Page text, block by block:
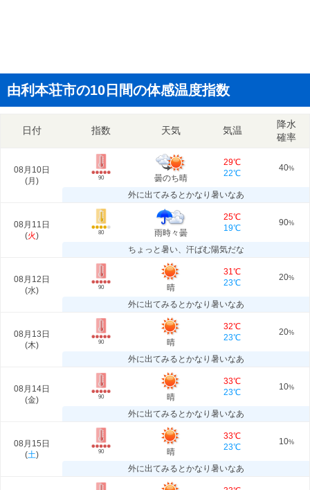
由利本荘市の10日間の体感温度指数
日付 指数 天気 気温
降水
確率
08月10日
(月 ) 90 曇のち晴
29℃
22℃
40%
外に出てみるとかなり暑いなあ
08月11日
(火) 80 雨時々曇
25℃
19℃
90%
ちょっと暑い、汗ばむ陽気だな
08月12日
(水) 90 晴
31℃
23℃
20%
外に出てみるとかなり暑いなあ
08月13日
(木) 90 晴
32℃
23℃
20%
外に出てみるとかなり暑いなあ
08月14日
(金) 90 晴
33℃
23℃
10%
外に出てみるとかなり暑いなあ
08月15日
(土) 90 晴
33℃
23℃
10%
外に出てみるとかなり暑いなあ